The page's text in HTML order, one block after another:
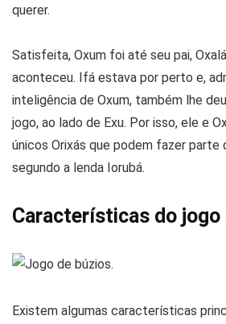
querer.
Satisfeita, Oxum foi até seu pai,
aconteceu. Ifá estava por perto e,
inteligência de Oxum, também lhe
jogo, ao lado de Exu. Por isso, ele e
únicos Orixás que podem fazer parte
segundo a lenda Iorubá.
Características do jogo
Existem algumas características